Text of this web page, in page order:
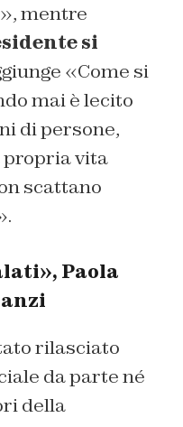
mentre
si
«Come si
mai è lecito
di persone,
vita
scattano
Paola
anzi
rilasciato
da parte né
della